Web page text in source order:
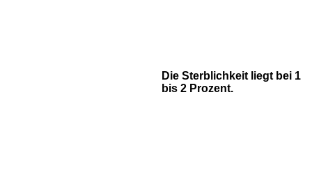
Die Sterblichkeit liegt bei 1
bis 2 Prozent.